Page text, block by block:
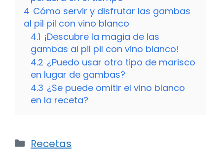
4 Cómo servir y disfrutar las gambas
al pil pil con vino blanco
4.1 ¡Descubre la magia de las
gambas al pil pil con vino blanco!
4.2 ¿Puedo usar otro tipo de marisco
en lugar de gambas?
4.3 ¿Se puede omitir el vino blanco
en la receta?
Categorías
Recetas